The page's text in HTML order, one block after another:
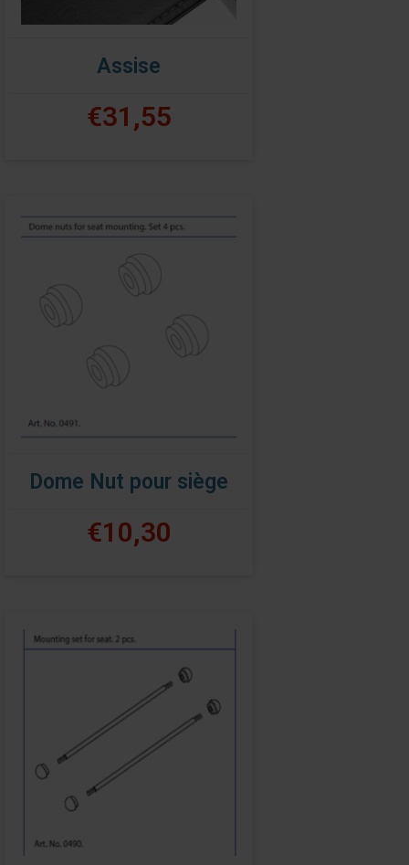
Assise
€31,55
Dome Nut pour siège
€10,30